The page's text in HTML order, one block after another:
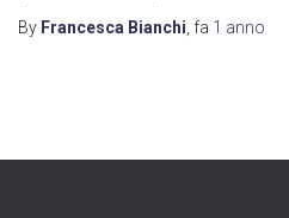
By Francesca Bianchi , fa 1 anno